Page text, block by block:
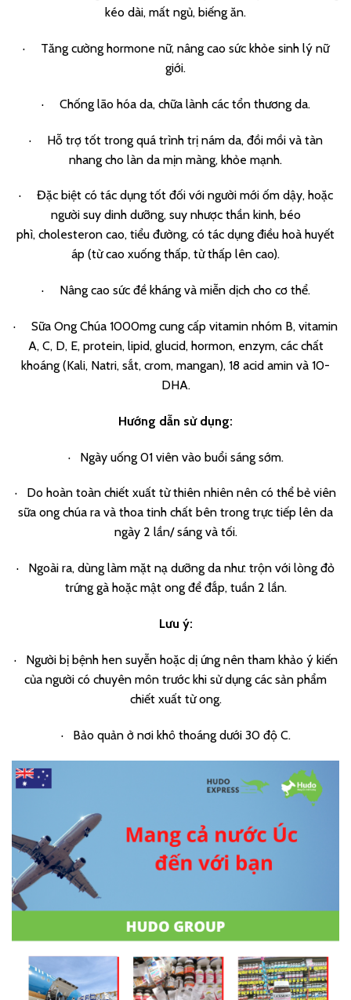
kéo dài, mất ngủ, biếng ăn.
· Tăng cường hormone nữ, nâng cao sức khỏe sinh lý nữ
giới.
· Chống lão hóa da, chữa lành các tổn thương da.
· Hỗ trợ tốt trong quá trình trị nám da, đồi mồi và tàn
nhang cho làn da mịn màng, khỏe mạnh.
· Đặc biệt có tác dụng tốt đối với người mới ốm dậy, hoặc
người suy dinh dưỡng, suy nhược thần kinh, béo
phì, cholesteron cao, tiểu đường, có tác dụng điều hoà huyết
áp (từ cao xuống thấp, từ thấp lên cao).
· Nâng cao sức đề kháng và miễn dịch cho cơ thể.
· Sữa Ong Chúa 1000mg cung cấp vitamin nhóm B, vitamin
A, C, D, E, protein, lipid, glucid, hormon, enzym, các chất
khoáng (Kali, Natri, sắt, crom, mangan), 18 acid amin và 10-
DHA.
Hướng dẫn sử dụng:
· Ngày uống 01 viên vào buổi sáng sớm.
· Do hoàn toàn chiết xuất từ thiên nhiên nên có thể bẻ viên
sữa ong chúa ra và thoa tinh chất bên trong trực tiếp lên da
ngày 2 lần/ sáng và tối.
· Ngoài ra, dùng làm mặt nạ dưỡng da như: trộn với lòng đỏ
trứng gà hoặc mật ong để đắp, tuần 2 lần.
Lưu ý:
· Người bị bệnh hen suyễn hoặc dị ứng nên tham khảo ý kiến
của người có chuyên môn trước khi sử dụng các sản phẩm
chiết xuất từ ong.
· Bảo quản ở nơi khô thoáng dưới 30 độ C.